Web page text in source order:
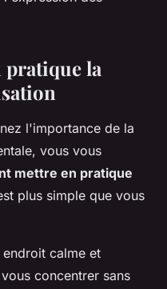
pratique la
l'importance de la
vous vous
mettre en pratique
plus simple que vous
calme et
concentrer sans